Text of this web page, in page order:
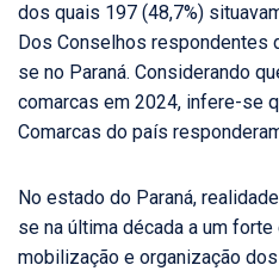
dos quais 197 (48,7%)
Dos Conselhos respondentes
se no Paraná. Considerando
comarcas em 2024, infere-se
Comarcas do país
No estado do Paraná,
se na última década a um
mobilização e organização